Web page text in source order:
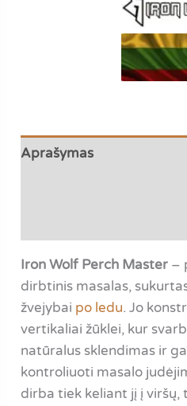
Aprašymas
Iron Wolf Perch Master –
dirbtinis masalas,
žvejybai po ledu. Jo
vertikaliai žūklei, kur
natūralus sklendimas ir
kontroliuoti masalo
dirba tiek keliant jį į viršų,